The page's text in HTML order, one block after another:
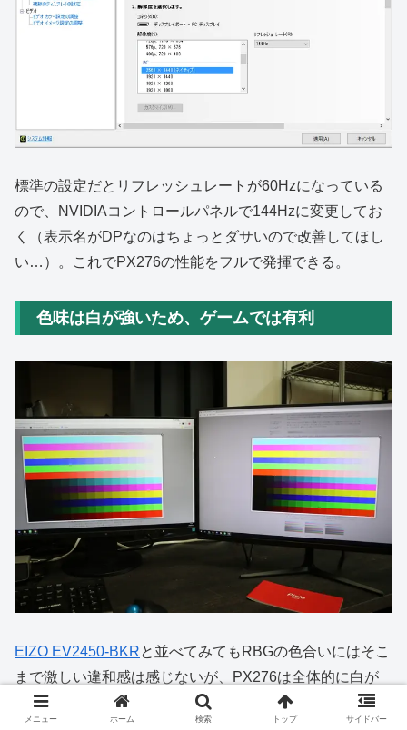
標準の設定だとリフレッシュレートが60Hzになっている
ので、NVIDIAコントロールパネルで144Hzに変更してお
く（表示名がDPなのはちょっとダサいので改善してほし
い…）。これでPX276の性能をフルで発揮できる。
色味は白が強いため、ゲームでは有利
EIZO EV2450-BKRと並べてみてもRBGの色合いにはそこ
まで激しい違和感は感じないが、PX276は全体的に白が
強く黒の発色が弱いので、全体的にイラストや写真は平べ
メニュー ホーム 検索 トップ サイドバー